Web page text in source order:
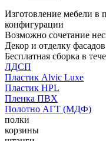
Изготовление мебели в
конфигурации
Возможно сочетание
Декор и отделку
Бесплатная сборка в
ЛДСП
Пластик Alvic Luxe
Пластик HPL
Пленка ПВХ
Полотно АГТ (МДФ)
полки
корзины